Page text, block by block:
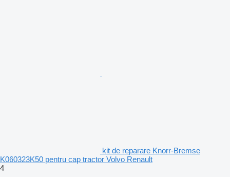
kit de reparare Knorr-Bremse
K060323K50 pentru cap tractor Volvo Renault
4